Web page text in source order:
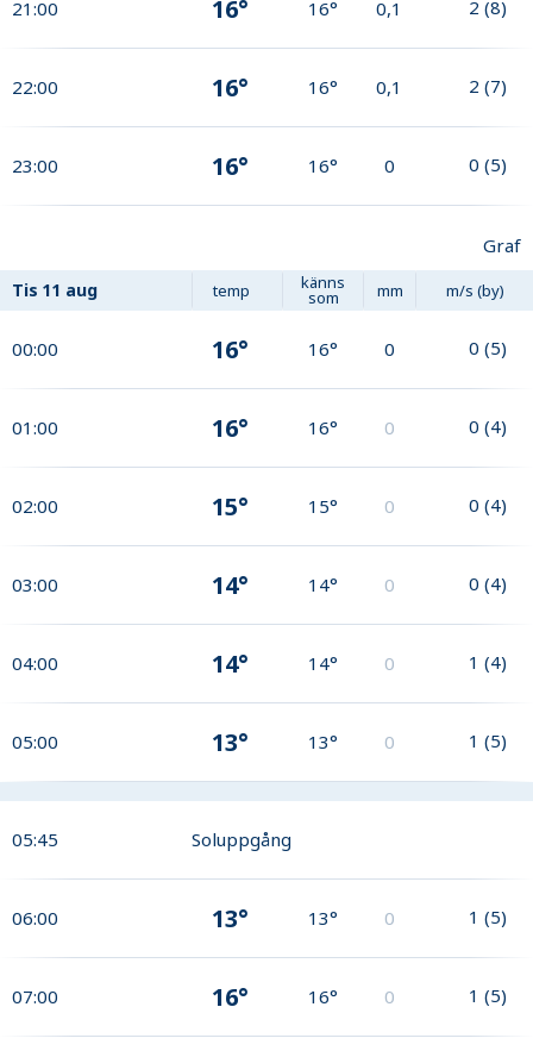
21:00 16° 16° 0,1 2 (8)
22:00 16° 16° 0,1 2 (7)
23:00 16° 16° 0 0 (5)
Graf
Tis 11 aug temp känns
som mm m/s (by)
00:00 16° 16° 0 0 (5)
01:00 16° 16° 0 0 (4)
02:00 15° 15° 0 0 (4)
03:00 14° 14° 0 0 (4)
04:00 14° 14° 0 1 (4)
05:00 13° 13° 0 1 (5)
05:45 Soluppgång
06:00 13° 13° 0 1 (5)
07:00 16° 16° 0 1 (5)